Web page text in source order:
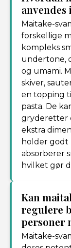
Maitake-
forskellige
kompleks
undertone,
og umami.
skiver,
en topping
pasta. De
gryderetter
ekstra
holder godt
absorberer
hvilket gør
Kan
regulere
personer
Maitake-